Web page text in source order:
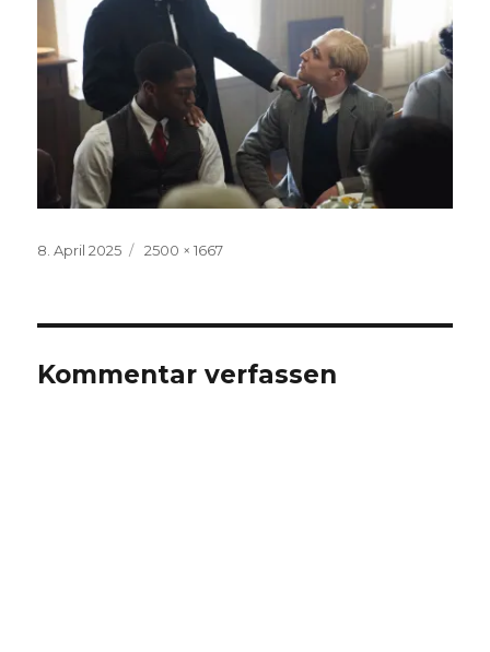
Veröffentlicht
8. April 2025
Volle
2500 × 1667
Kommentar verfassen